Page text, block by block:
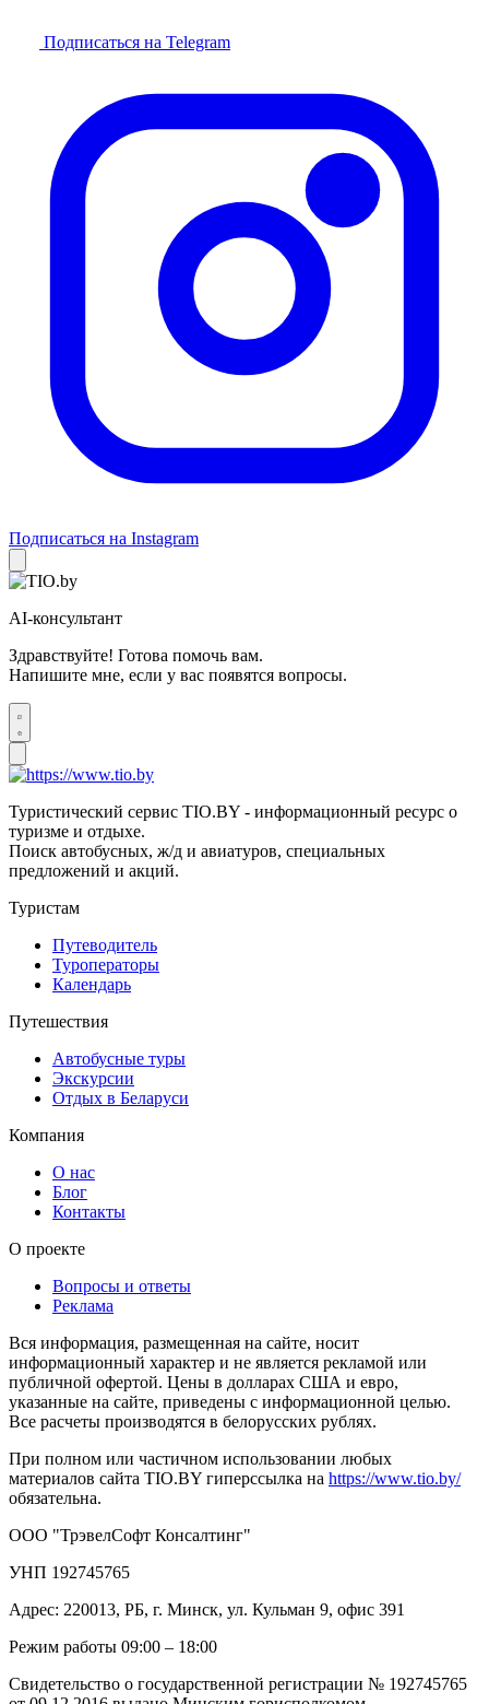
Подписаться на Telegram
Подписаться на Instagram
AI-консультант
Здравствуйте! Готова помочь вам.
Напишите мне, если у вас появятся вопросы.
Туристический сервис TIO.BY - информационный ресурс о
туризме и отдыхе.
Поиск автобусных, ж/д и авиатуров, специальных
предложений и акций.
Туристам
Путеводитель
Туроператоры
Календарь
Путешествия
Автобусные туры
Экскурсии
Отдых в Беларуси
Компания
О нас
Блог
Контакты
О проекте
Вопросы и ответы
Реклама
Вся информация, размещенная на сайте, носит
информационный характер и не является рекламой или
публичной офертой. Цены в долларах США и евро,
указанные на сайте, приведены с информационной целью.
Все расчеты производятся в белорусских рублях.
При полном или частичном использовании любых
материалов сайта TIO.BY гиперссылка на https://www.tio.by/
обязательна.
ООО "ТрэвелСофт Консалтинг"
УНП 192745765
Адрес: 220013, РБ, г. Минск, ул. Кульман 9, офис 391
Режим работы 09:00 – 18:00
Свидетельство о государственной регистрации № 192745765